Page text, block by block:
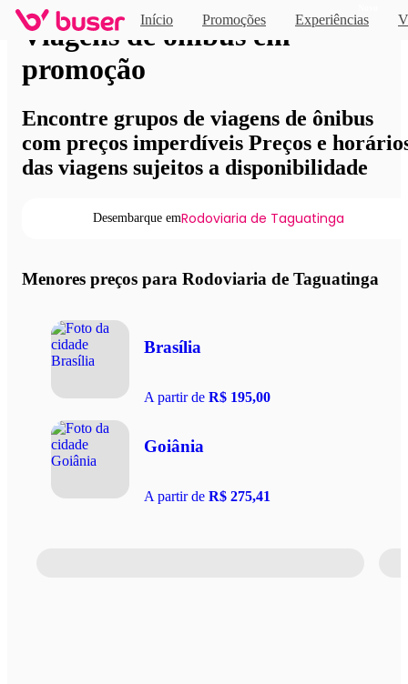
Início Promoções Experiências
Viagens de ônibus em
promoção
Encontre grupos de viagens de ônibus
com preços imperdíveis Preços e
das viagens sujeitos a disponibilidade
Desembarque emRodoviaria de Taguatinga
Menores preços para Rodoviaria de Taguatinga
Brasília
A partir de R$ 195,00
Goiânia
A partir de R$ 275,41